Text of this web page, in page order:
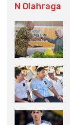
N Olahraga